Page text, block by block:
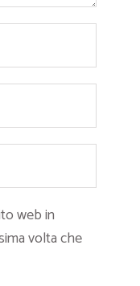
web in
volta che